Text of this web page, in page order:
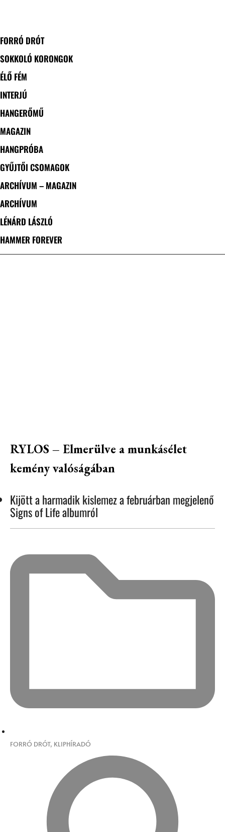
FORRÓ DRÓT
SOKKOLÓ KORONGOK
ÉLŐ FÉM
INTERJÚ
HANGERŐMŰ
MAGAZIN
HANGPRÓBA
GYŰJTŐI CSOMAGOK
ARCHÍVUM – MAGAZIN
ARCHÍVUM
LÉNÁRD LÁSZLÓ
HAMMER FOREVER
RYLOS – Elmerülve a munkásélet
kemény valóságában
Kijött a harmadik kislemez a februárban megjelenő
Signs of Life albumról
FORRÓ DRÓT, KLIPHÍRADÓ